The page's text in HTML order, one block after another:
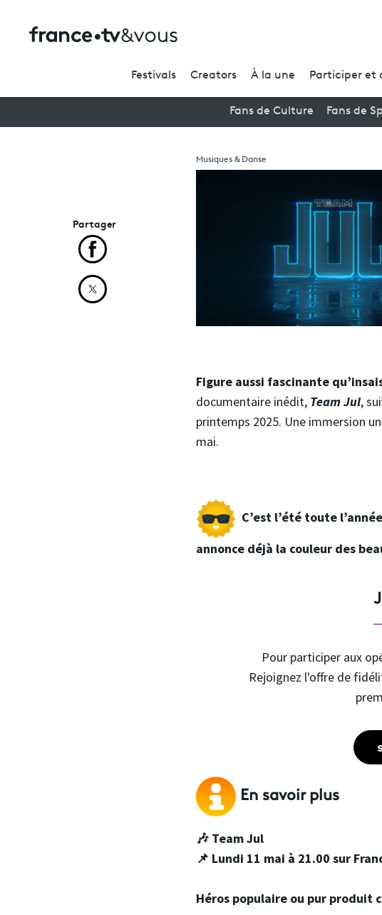
Festivals Creators À la une Participer et
Fans de Culture Fans de
Musiques & Danse
Figure aussi fascinante
documentaire inédit, Team Jul,
printemps 2025. Une immersion
mai.
C’est l’été toute
annonce déjà la couleur des
Pour participer aux
Rejoignez l'offre de
En savoir plus
🎶 Team Jul
📌 Lundi 11 mai à 21.00 sur
Héros populaire ou pur produit
Partager
Partager cet article sur Facebook
Partager cet article sur X